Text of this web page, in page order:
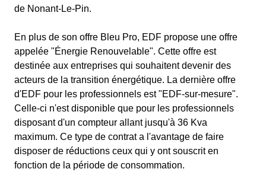
de Nonant-Le-Pin.
En plus de son offre Bleu Pro, EDF propose une offre
appelée "Énergie Renouvelable". Cette offre est
destinée aux entreprises qui souhaitent devenir des
acteurs de la transition énergétique. La dernière offre
d'EDF pour les professionnels est "EDF-sur-mesure".
Celle-ci n'est disponible que pour les professionnels
disposant d'un compteur allant jusqu'à 36 Kva
maximum. Ce type de contrat a l'avantage de faire
disposer de réductions ceux qui y ont souscrit en
fonction de la période de consommation.